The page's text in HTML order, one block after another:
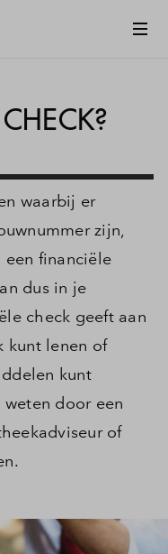
waarbij er
zijn,
een financiële
dus in je
check geeft aan
kunt lenen of
kunt
door een
of